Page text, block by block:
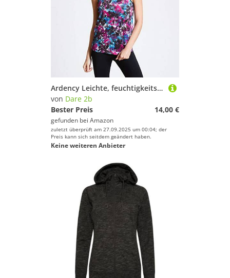
Ardency Leichte, feuchtigkeitsabsorbierende, antibakterielle, schnelltrocknende Weste
von Dare 2b
Bester Preis
14,00 €
gefunden bei Amazon
zuletzt überprüft am 27.09.2025 um 00:04; der
Preis kann sich seitdem geändert haben.
Keine weiteren Anbieter